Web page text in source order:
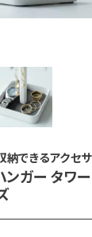
納できるアクセ
ンガー タワ